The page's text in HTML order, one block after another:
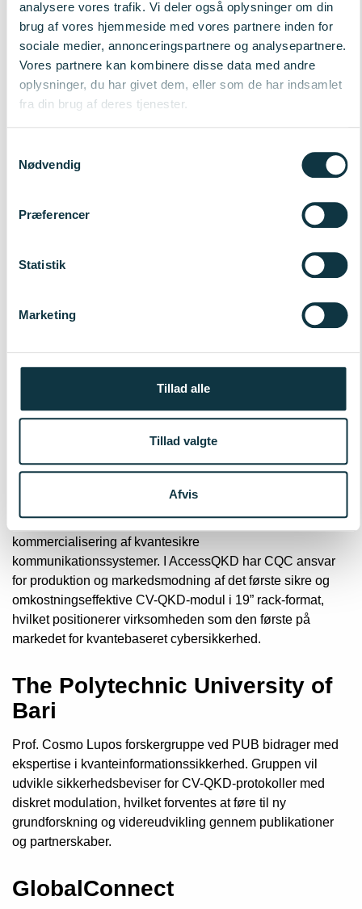
analysere vores trafik. Vi deler også oplysninger om din
brug af vores hjemmeside med vores partnere inden for
sociale medier, annonceringspartnere og analysepartnere.
Vores partnere kan kombinere disse data med andre
oplysninger, du har givet dem, eller som de har indsamlet
fra din brug af deres tjenester.
Nødvendig
Præferencer
Statistik
Marketing
Tillad alle
Tillad valgte
Afvis
Fakta
Innovationsfondens investering:25.9 mio. kr.
Samlet budget:33.3 mio. kr.
Production Quantum Communication Infrastructure – A
Danish Quantum Key Distribution Solution for Access
Forskningsgruppen for Quantum Physics and Information
AccessQKD har DTU fokus på forskning og udvikling af
avanceret hardware til CV-QKD-systemer.
Celare Quantum
Communications ApS
CQC er en spinout fra DTU og en pioner inden for
kommercialisering af kvantesikre
kommunikationssystemer. I AccessQKD har CQC ansvar
for produktion og markedsmodning af det første sikre og
omkostningseffektive CV-QKD-modul i 19” rack-format,
hvilket positionerer virksomheden som den første på
markedet for kvantebaseret cybersikkerhed.
The Polytechnic University of
Bari
Prof. Cosmo Lupos forskergruppe ved PUB bidrager med
ekspertise i kvanteinformationssikkerhed. Gruppen vil
udvikle sikkerhedsbeviser for CV-QKD-protokoller med
diskret modulation, hvilket forventes at føre til ny
grundforskning og videreudvikling gennem publikationer
og partnerskaber.
GlobalConnect